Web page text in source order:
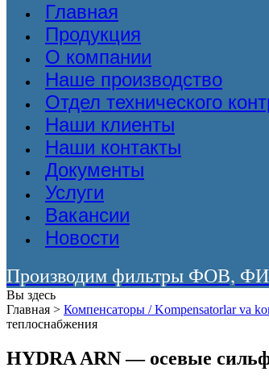
Главная
Продукция
О компании
Наше производство
Отдел технического
Наши клиенты
Наши контакты
Документы
Услуги
Вакансии
Новости
Производим фильтры ФОВ,
Вы здесь
Главная > Компенсаторы / Kompensatorlar va
теплоснабжения
HYDRA ARN — осевые